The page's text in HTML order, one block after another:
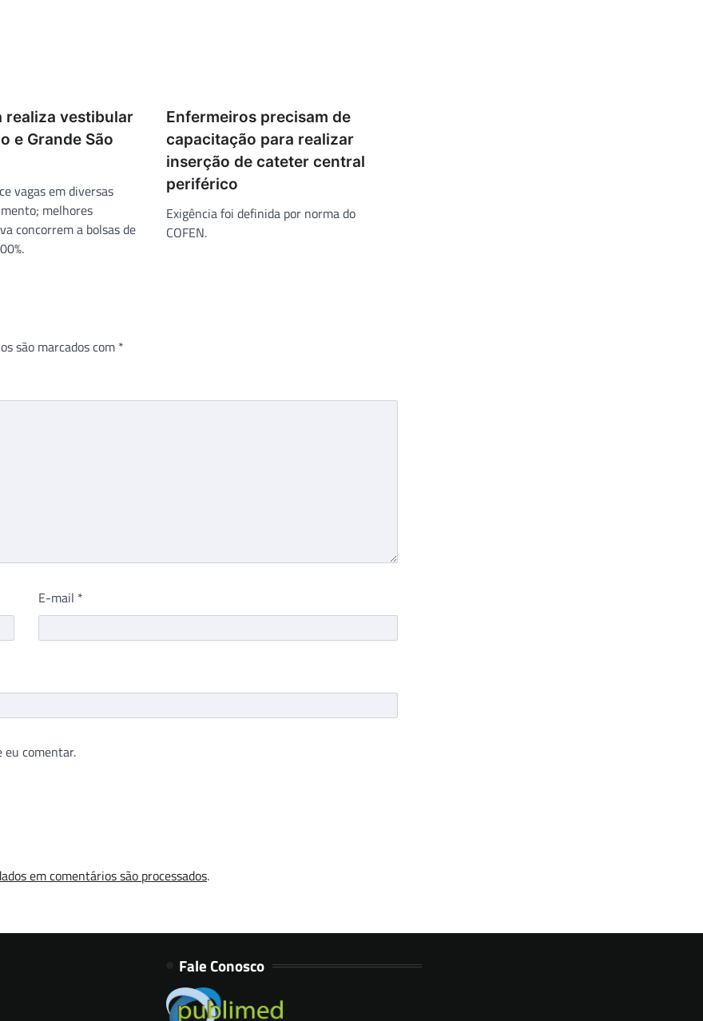
realiza vestibular
e Grande São
vagas em diversas
melhores
concorrem a bolsas de
Enfermeiros precisam de
capacitação para realizar
inserção de cateter central
periférico
Exigência foi definida por norma do
COFEN.
são marcados com *
E-mail *
eu comentar.
em comentários são processados.
Fale Conosco